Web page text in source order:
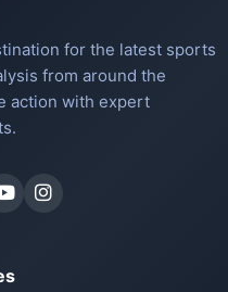
for the latest sports
from around the
action with expert